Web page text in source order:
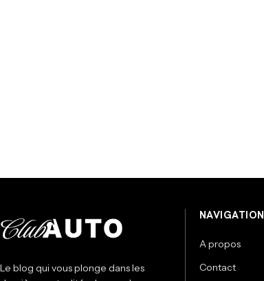
Le blog qui vous plonge dans les
NAVIGATION
A propos
Contact